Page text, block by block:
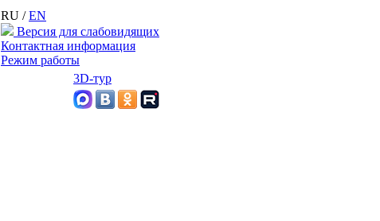
RU /EN
Версия для слабовидящих
Контактная информация
Режим работы
3D-тур